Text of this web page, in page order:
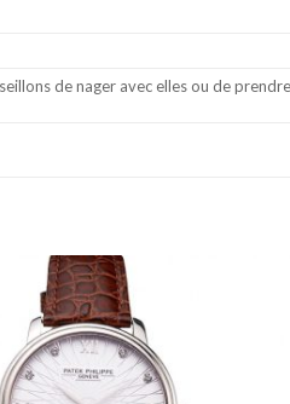
de nager avec elles ou de